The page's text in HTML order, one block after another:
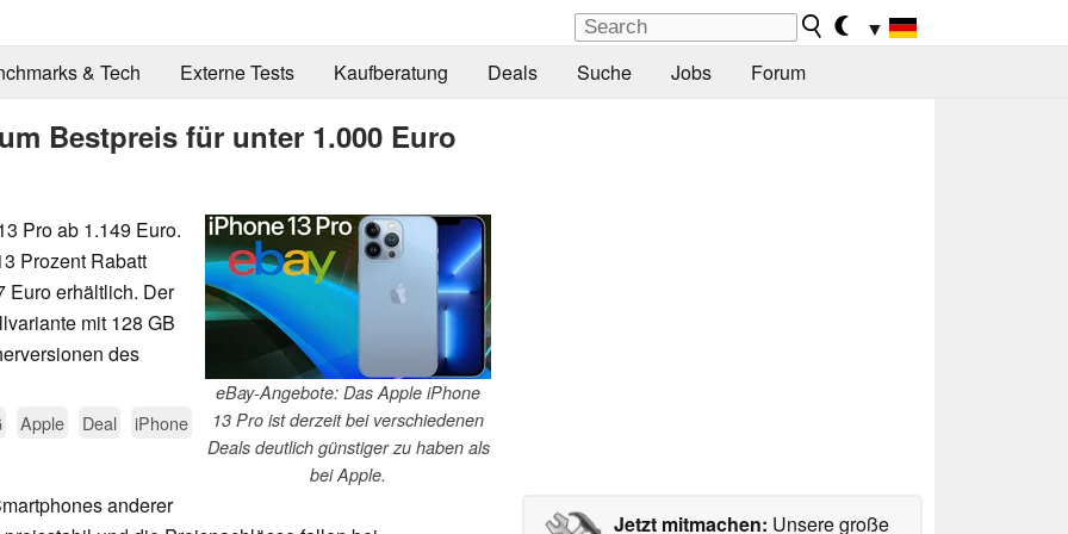
▼
& Tech
Externe Tests Kaufberatung Deals Suche Jobs Forum
Bestpreis für unter 1.000 Euro
eBay-Angebote: Das Apple iPhone
13 Pro ist derzeit bei verschiedenen
Deals deutlich günstiger zu haben als
bei Apple.
Pro ab 1.149 Euro.
Prozent Rabatt
Euro erhältlich. Der
mit 128 GB
des
Apple Deal iPhone
Jetzt mitmachen: Unsere große
anderer